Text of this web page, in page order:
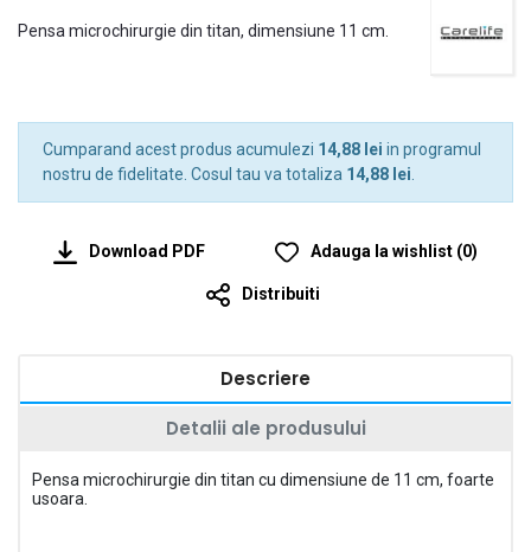
Pensa microchirurgie din titan, dimensiune 11 cm.
Cumparand acest produs acumulezi 14,88 lei in programul
nostru de fidelitate. Cosul tau va totaliza 14,88 lei
Download PDF Adauga la wishlist (0)
Distribuiti
Descriere
Detalii ale produsului
Pensa microchirurgie din titan cu dimensiune de 11 cm, foarte
usoara.